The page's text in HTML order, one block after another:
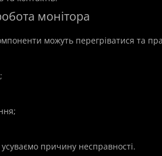
монітора
можуть перегріватися та
причину несправності.